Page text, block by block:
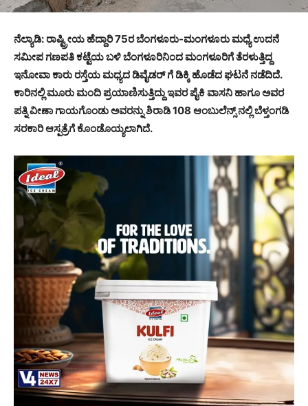
ನೆಲ್ಯಾಡಿ: ರಾಷ್ಟ್ರೀಯ ಹೆದ್ದಾರಿ 75ರ ಬೆಂಗಳೂರು-ಮಂಗಳೂರು ಮಧ್ಯೆ ಉದನೆ
ಸಮೀಪ ಗಣಪತಿ ಕಟ್ಟೆಯ ಬಳಿ ಬೆಂಗಳೂರಿನಿಂದ ಮಂಗಳೂರಿಗೆ ತೆರಳುತ್ತಿದ್ದ
ಇನೋವಾ ಕಾರು ರಸ್ತೆಯ ಮಧ್ಯದ ಡಿವೈಡರ್ ಗೆ ಡಿಕ್ಕಿ ಹೊಡೆದ ಘಟನೆ ನಡೆದಿದೆ.
ಕಾರಿನಲ್ಲಿ ಮೂರು ಮಂದಿ ಪ್ರಯಾಣಿಸುತ್ತಿದ್ದು ಇವರ ಪೈಕಿ ವಾಸನಿ ಹಾಗೂ ಅವರ
ಪತ್ನಿ ವೀಣಾ ಗಾಯಗೊಂಡು ಅವರನ್ನು ಶಿರಾಡಿ 108 ಆಂಬುಲೆನ್ಸ್ ನಲ್ಲಿ ಬೆಳ್ತಂಗಡಿ
ಸರಕಾರಿ ಆಸ್ಪತ್ರೆಗೆ ಕೊಂಡೊಯ್ಯಲಾಗಿದೆ.